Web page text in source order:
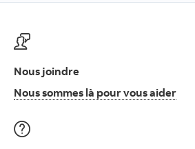
Nous joindre
Nous sommes là pour vous aider